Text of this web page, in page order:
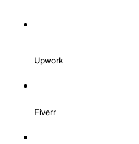
Upwork
Fiverr